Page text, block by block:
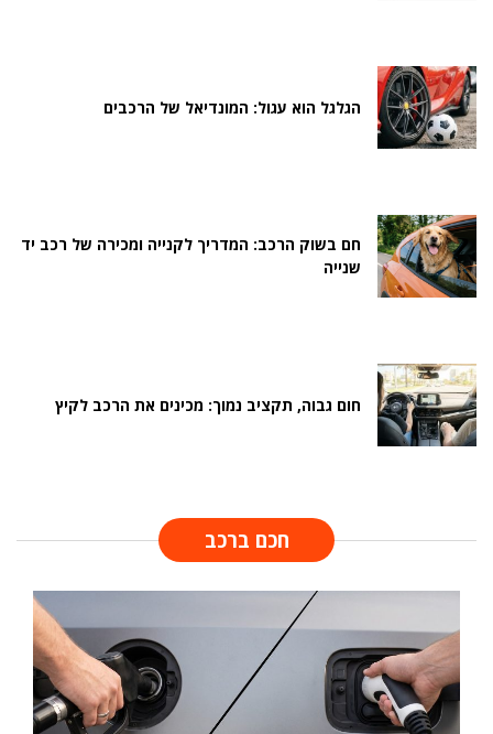
הגלגל הוא עגול: המונדיאל של הרכבים
חם בשוק הרכב: המדריך לקנייה ומכירה של רכב יד
שנייה
חום גבוה, תקציב נמוך: מכינים את הרכב לקיץ
חכם ברכב